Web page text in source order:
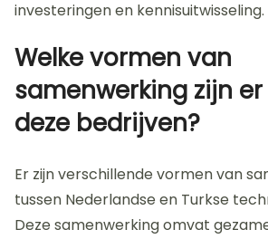
innovatieve Nederlandse
Deze projecten richten zich op
duurzame energie en telecom.
van de Nederlandse ambassade in
afgelopen jaren meer gezamenlijke
ontstaan. Dit heeft geleid tot een
investeringen en kennisuitwisseling.